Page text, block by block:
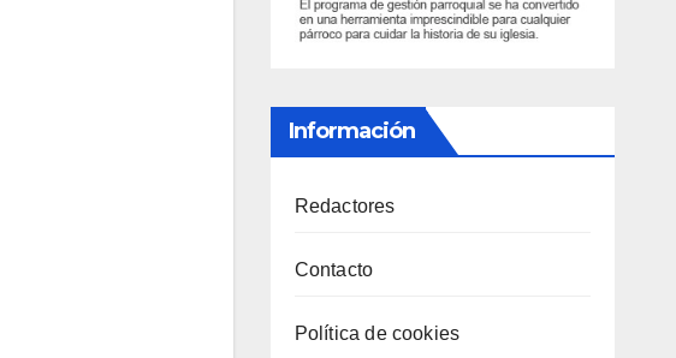
Información
Redactores
Contacto
Política de cookies